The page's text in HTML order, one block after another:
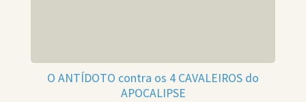
O ANTÍDOTO contra os 4 CAVALEIROS do
APOCALIPSE